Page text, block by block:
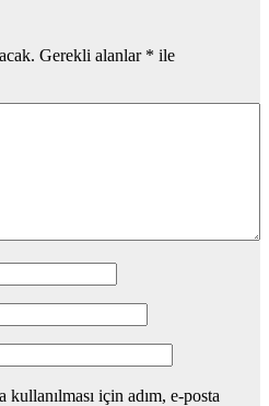
Gerekli alanlar * ile
için adım, e-posta